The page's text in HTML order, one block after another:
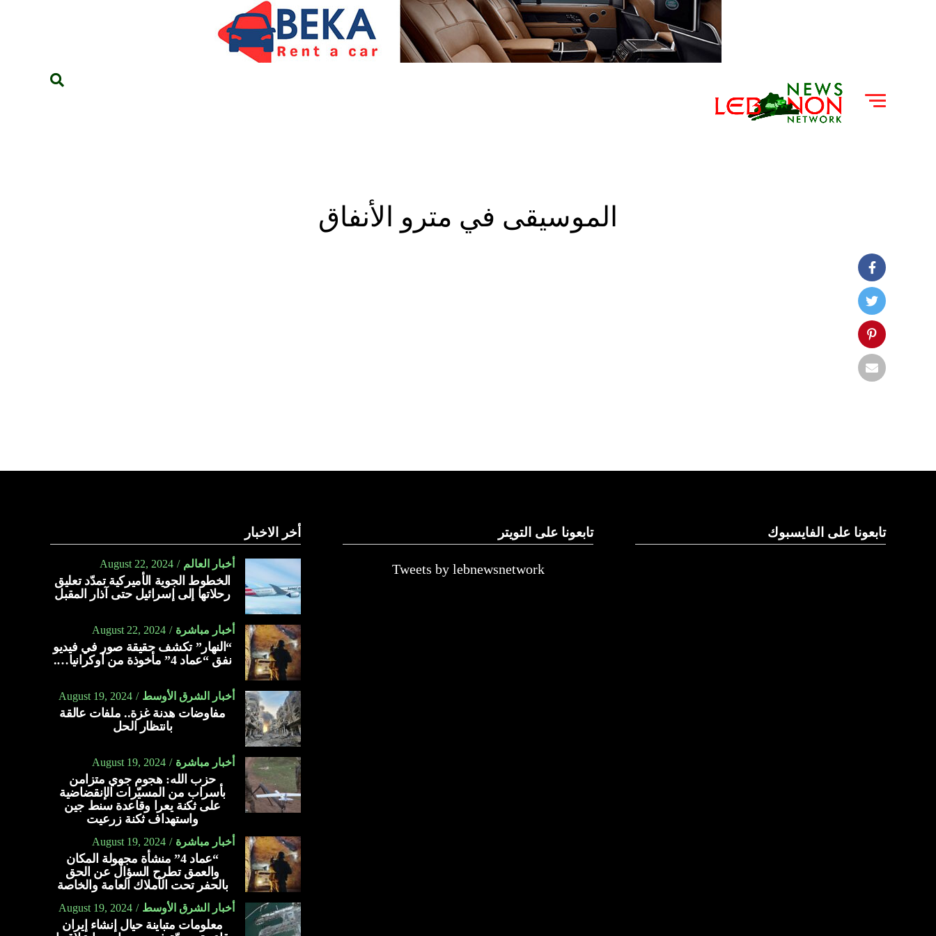
الموسيقى في مترو الأنفاق
تابعونا على الفايسبوك تابعونا على التويتر
Tweets by lebnewsnetwork
أخر الاخبار
أخبار العالم August 22, 2024
الخطوط الجوية الأميركية تمدّد تعليق
رحلاتها إلى إسرائيل حتى آذار المقبل
أخبار مباشرة August 22, 2024
“النهار” تكشف حقيقة صور في فيديو
نفق “عماد 4” مأخوذة من أوكرانيا….
أخبار الشرق الأوسط August 19, 2024
مفاوضات هدنة غزة.. ملفات عالقة
بانتظار الحل
أخبار مباشرة August 19, 2024
حزب الله: هجوم جوي متزامن
بأسراب من المسيّرات الإنقضاضية
على ثكنة يعرا وقاعدة سنط جين
واستهداف ثكنة زرعيت
أخبار مباشرة August 19, 2024
“عماد 4” منشأة مجهولة المكان
والعمق تطرح السؤال عن الحق
بالحفر تحت الأملاك العامة والخاصة
أخبار الشرق الأوسط August 19, 2024
معلومات متباينة حيال إنشاء إيران